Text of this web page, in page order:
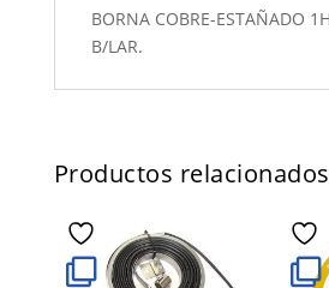
BORNA COBRE-ESTAÑADO
B/LAR.
Productos relacionados